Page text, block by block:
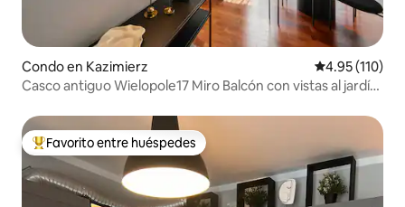
Condo en Kazimierz Calificación
4.95 (110)
Casco antiguo Wielopole17 Miro Balcón con vistas al jardín
Favorito entre huéspedes preferido
Favorito entre huéspedes